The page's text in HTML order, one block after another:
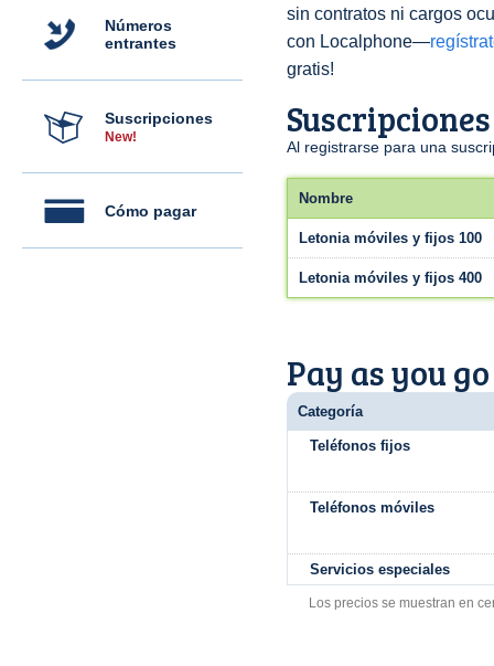
Números
entrantes
Suscripciones
New!
Cómo pagar
sin contratos ni cargos
con Localphone—
gratis!
Suscripciones
Al registrarse para una
Nombre
Letonia móviles y fijos 100
Letonia móviles y fijos 400
Pay as you
Categoría
Teléfonos fijos
Teléfonos móviles
Servicios especiales
Los precios se muestran en